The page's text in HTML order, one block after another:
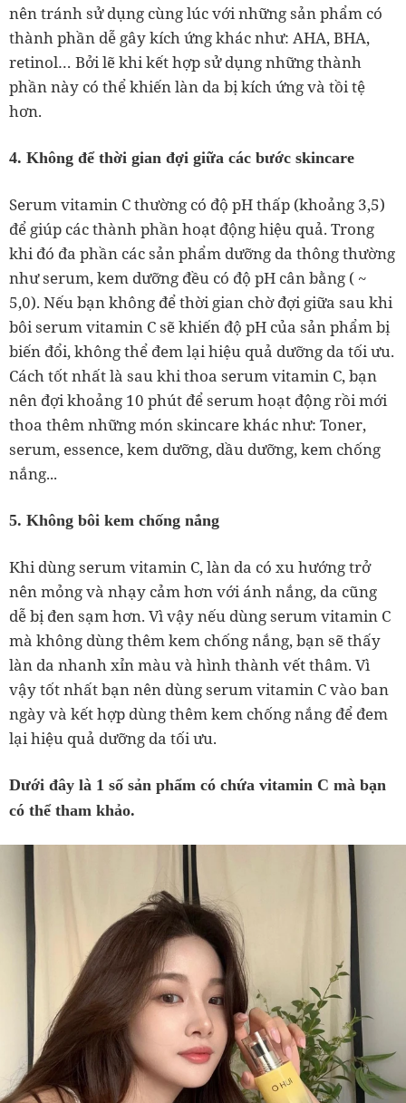
nên tránh sử dụng cùng lúc với những sản phẩm có
thành phần dễ gây kích ứng khác như: AHA, BHA,
retinol… Bởi lẽ khi kết hợp sử dụng những thành
phần này có thể khiến làn da bị kích ứng và tồi tệ
hơn.
4. Không để thời gian đợi giữa các bước skincare
Serum vitamin C thường có độ pH thấp (khoảng 3,5)
để giúp các thành phần hoạt động hiệu quả. Trong
khi đó đa phần các sản phẩm dưỡng da thông thường
như serum, kem dưỡng đều có độ pH cân bằng ( ~
5,0). Nếu bạn không để thời gian chờ đợi giữa sau khi
bôi serum vitamin C sẽ khiến độ pH của sản phẩm bị
biến đổi, không thể đem lại hiệu quả dưỡng da tối ưu.
Cách tốt nhất là sau khi thoa serum vitamin C, bạn
nên đợi khoảng 10 phút để serum hoạt động rồi mới
thoa thêm những món skincare khác như: Toner,
serum, essence, kem dưỡng, dầu dưỡng, kem chống
nắng...
5. Không bôi kem chống nắng
Khi dùng serum vitamin C, làn da có xu hướng trở
nên mỏng và nhạy cảm hơn với ánh nắng, da cũng
dễ bị đen sạm hơn. Vì vậy nếu dùng serum vitamin C
mà không dùng thêm kem chống nắng, bạn sẽ thấy
làn da nhanh xỉn màu và hình thành vết thâm. Vì
vậy tốt nhất bạn nên dùng serum vitamin C vào ban
ngày và kết hợp dùng thêm kem chống nắng để đem
lại hiệu quả dưỡng da tối ưu.
Dưới đây là 1 số sản phẩm có chứa vitamin C mà bạn
có thể tham khảo.